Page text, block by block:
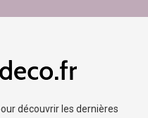
découvrir les dernières